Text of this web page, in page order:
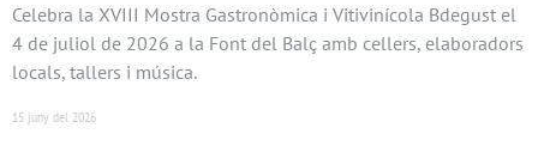
Celebra la XVIII Mostra Gastronòmica i Vitivinícola Bdegust el
4 de juliol de 2026 a la Font del Balç amb cellers, elaboradors
locals, tallers i música.
15 juny del 2026